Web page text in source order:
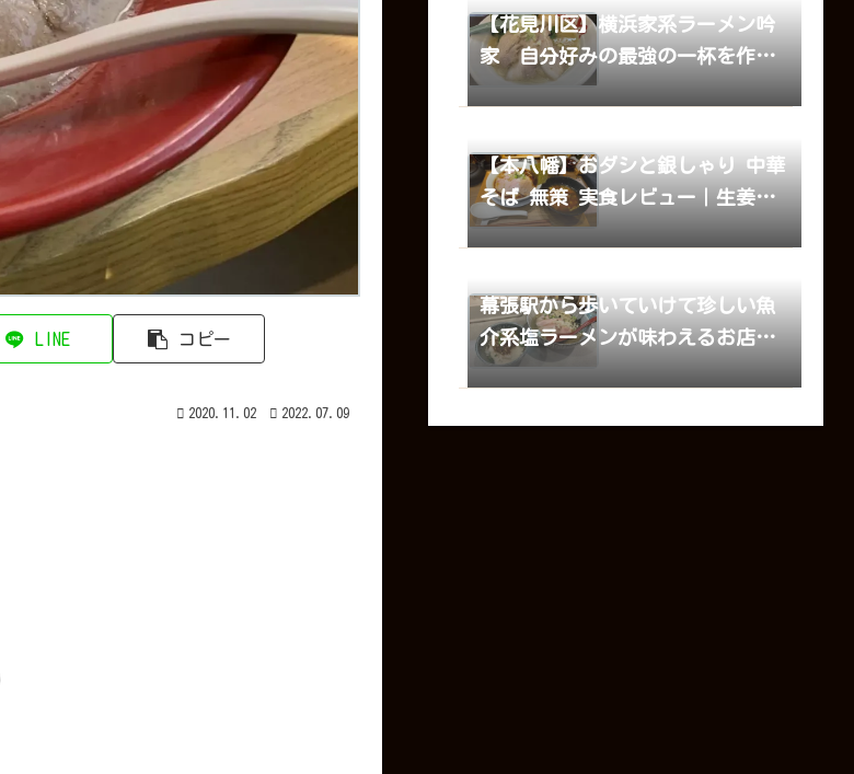
LINE コピー
2020.11.02 2022.07.09
【花見川区】横浜家系ラーメン吟
家 自分好みの最強の一杯を作る
楽しみ
【本八幡】おダシと銀しゃり 中華
そば 無策 実食レビュー｜生姜そ
ば・うなまぶしセット
幕張駅から歩いていけて珍しい魚
介系塩ラーメンが味わえるお店
中華そばたがや